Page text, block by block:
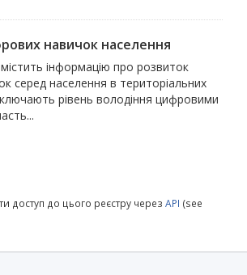
навичок населення
інформацію про розвиток
серед населення в територіальних
рівень володіння цифровими
доступ до цього реєстру через API (see